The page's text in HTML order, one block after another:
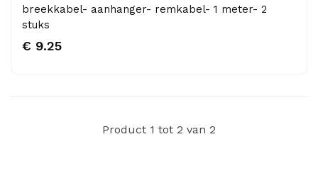
breekkabel- aanhanger- remkabel- 1 meter- 2
stuks
€ 9.25
Product 1 tot 2 van 2